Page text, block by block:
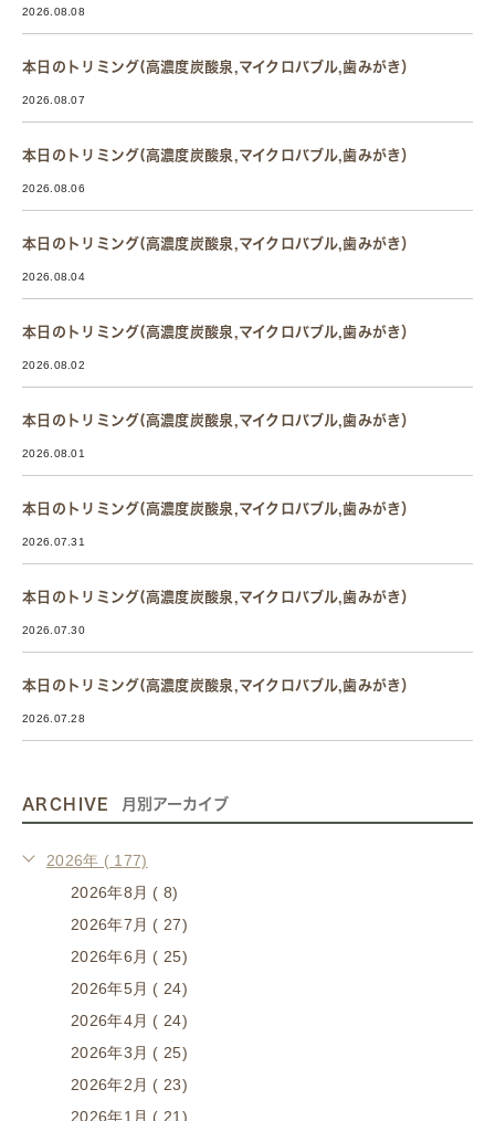
2026.08.08
本日のトリミング(高濃度炭酸泉,マイクロバブル,歯みがき）
2026.08.07
本日のトリミング(高濃度炭酸泉,マイクロバブル,歯みがき）
2026.08.06
本日のトリミング(高濃度炭酸泉,マイクロバブル,歯みがき）
2026.08.04
本日のトリミング(高濃度炭酸泉,マイクロバブル,歯みがき）
2026.08.02
本日のトリミング(高濃度炭酸泉,マイクロバブル,歯みがき）
2026.08.01
本日のトリミング(高濃度炭酸泉,マイクロバブル,歯みがき）
2026.07.31
本日のトリミング(高濃度炭酸泉,マイクロバブル,歯みがき）
2026.07.30
本日のトリミング(高濃度炭酸泉,マイクロバブル,歯みがき）
2026.07.28
ARCHIVE 月別アーカイブ
2026年 ( 177)
2026年8月 ( 8)
2026年7月 ( 27)
2026年6月 ( 25)
2026年5月 ( 24)
2026年4月 ( 24)
2026年3月 ( 25)
2026年2月 ( 23)
2026年1月 ( 21)